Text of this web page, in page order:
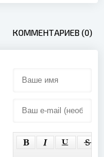
КОММЕНТАРИЕВ (0)